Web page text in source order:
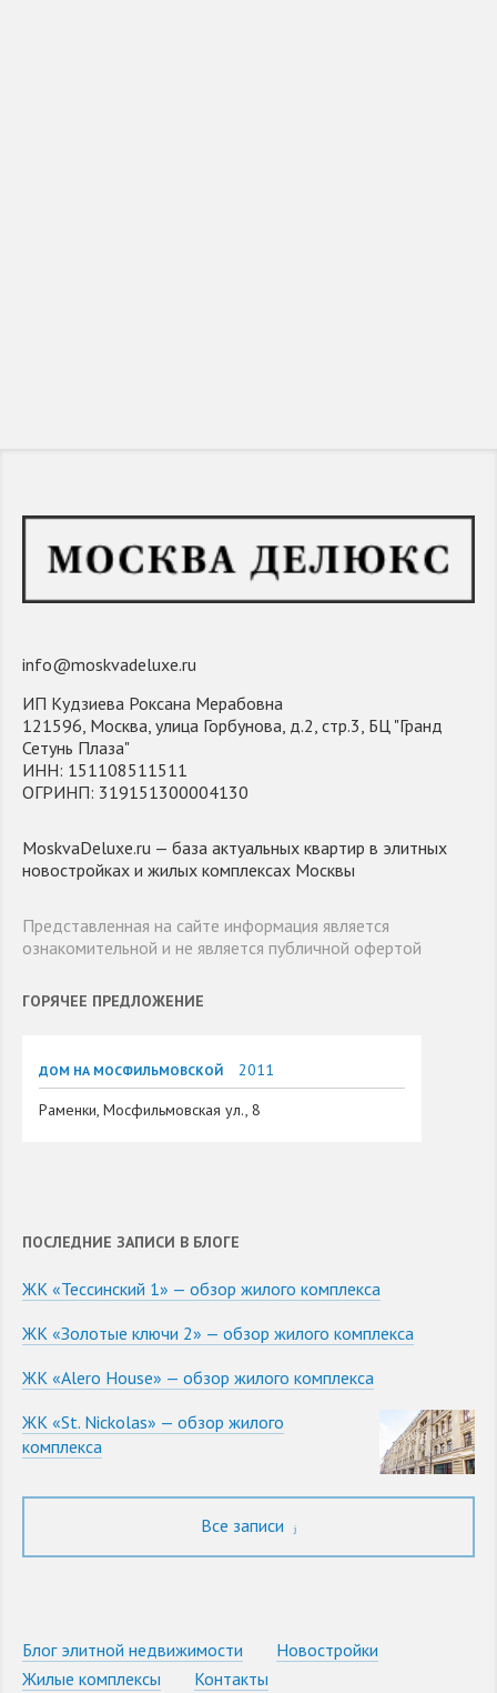
info@moskvadeluxe.ru
ИП Кудзиева Роксана Мерабовна
121596, Москва, улица Горбунова, д.2, стр.3, БЦ "Гранд
Сетунь Плаза"
ИНН: 151108511511
ОГРИНП: 319151300004130
MoskvaDeluxe.ru — база актуальных квартир в элитных
новостройках и жилых комплексах Москвы
Представленная на сайте информация является
ознакомительной и не является публичной офертой
ГОРЯЧЕЕ ПРЕДЛОЖЕНИЕ
ДОМ НА МОСФИЛЬМОВСКОЙ
2011
Раменки, Мосфильмовская ул., 8
ПОСЛЕДНИЕ ЗАПИСИ В БЛОГЕ
ЖК «Тессинский 1» — обзор жилого комплекса
ЖК «Золотые ключи 2» — обзор жилого комплекса
ЖК «Alero House» — обзор жилого комплекса
ЖК «St. Nickolas» — обзор жилого
комплекса
Все записи
Блог элитной недвижимости
Новостройки
Жилые комплексы
Контакты